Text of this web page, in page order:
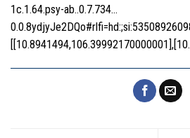
1c.1.64.psy-ab..0.7.734…